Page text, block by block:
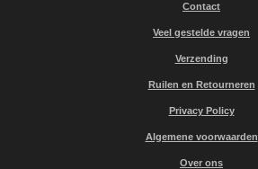
Contact
Veel gestelde vragen
Verzending
Ruilen en Retourneren
Privacy Policy
Algemene voorwaarden
Over ons